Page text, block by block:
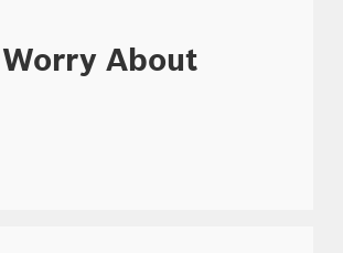
About